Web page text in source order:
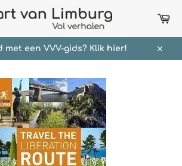
met een VVV-gids? Klik hier!